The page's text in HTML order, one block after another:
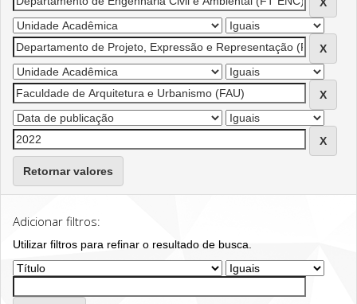
Retornar valores
Adicionar filtros:
Utilizar filtros para refinar o resultado de busca.